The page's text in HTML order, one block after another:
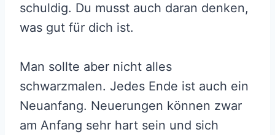
schuldig. Du musst auch daran denken,
was gut für dich ist.
Man sollte aber nicht alles
schwarzmalen. Jedes Ende ist auch ein
Neuanfang. Neuerungen können zwar
am Anfang sehr hart sein und sich